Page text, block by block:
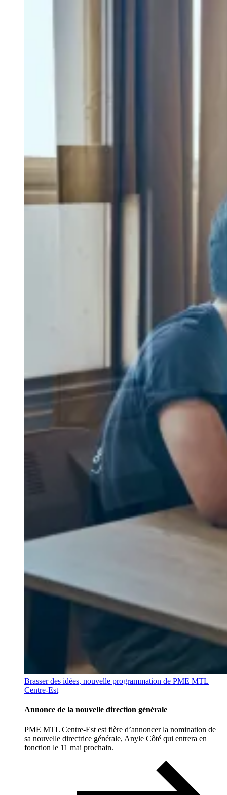
Brasser des idées, nouvelle programmation de PME MTL
Centre-Est
Annonce de la nouvelle direction générale
PME MTL Centre-Est est fière d’annoncer la nomination de
sa nouvelle directrice générale, Anyle Côté qui entrera en
fonction le 11 mai prochain.